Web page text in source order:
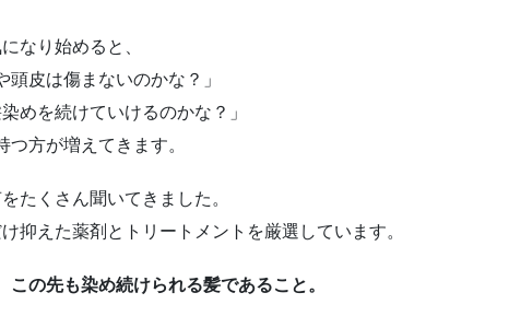
なり始めると、
頭皮は傷まないのかな？」
めを続けていけるのかな？」
つ方が増えてきます。
たくさん聞いてきました。
抑えた薬剤とトリートメントを厳選しています。
この先も染め続けられる髪であること。